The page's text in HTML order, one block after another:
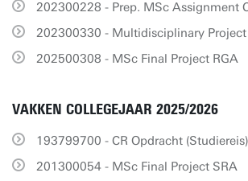
202300228 - Prep. MSc Assignment
202300330 - Multidisciplinary Project
202500308 - MSc Final Project RGA
VAKKEN COLLEGEJAAR 2025/2026
193799700 - CR Opdracht (Studiereis)
201300054 - MSc Final Project SRA